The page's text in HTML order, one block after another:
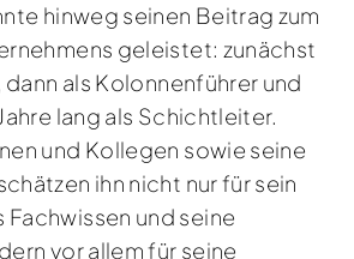
hinweg seinen Beitrag zum
geleistet: zunächst
als Kolonnenführer und
lang als Schichtleiter.
und Kollegen sowie seine
ihn nicht nur für sein
und seine
vor allem für seine